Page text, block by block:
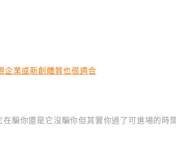
企業或新創體質也很適合
騙你還是它沒騙你但其實你過了可進場的時